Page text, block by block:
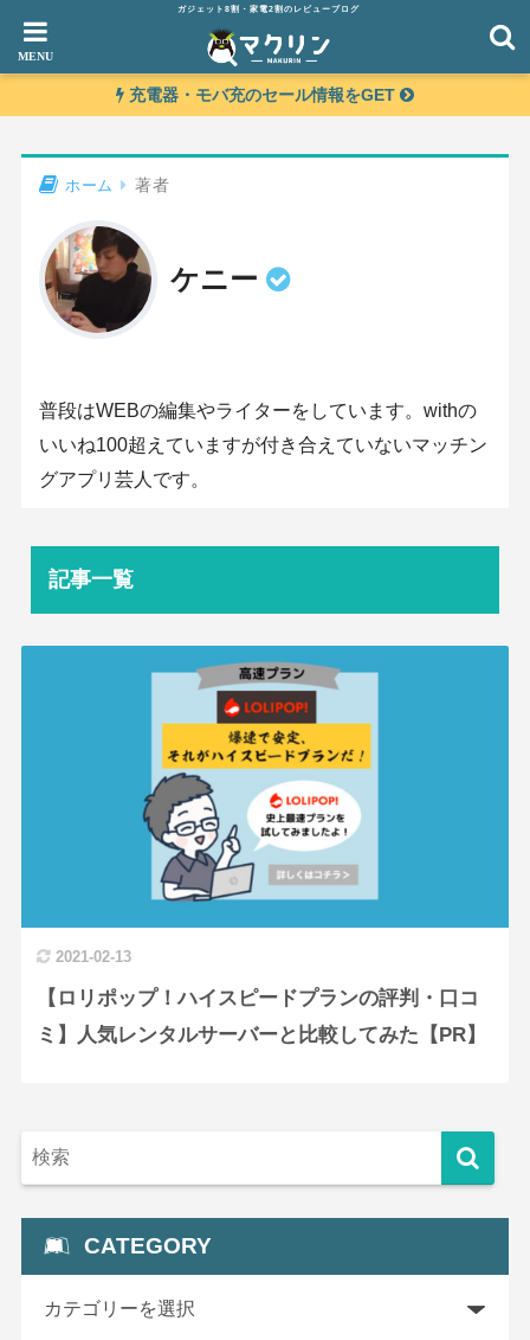
ガジェット8割・家電2割のレビューブログ
充電器・モバ充のセール情報をGET
ホーム 著者
ケニー
普段はWEBの編集やライターをしています。withの
いいね100超えていますが付き合えていないマッチン
グアプリ芸人です。
記事一覧
2021-02-13
【ロリポップ！ハイスピードプランの評判・口コ
ミ】人気レンタルサーバーと比較してみた【PR】
CATEGORY